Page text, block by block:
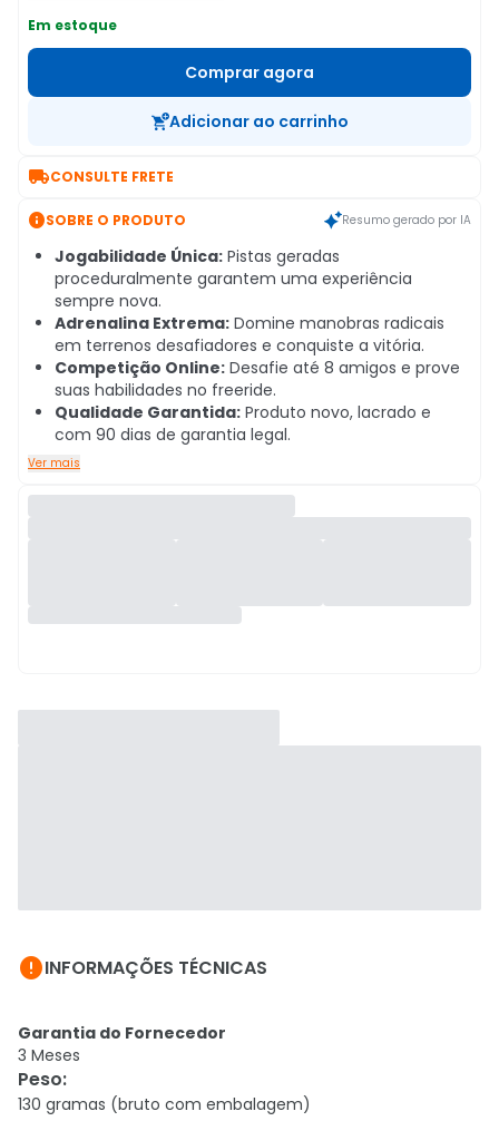
Em estoque
Comprar agora
Adicionar ao carrinho
CONSULTE FRETE
SOBRE O PRODUTO Resumo gerado por IA
Jogabilidade Única: Pistas geradas
proceduralmente garantem uma experiência
sempre nova.
Adrenalina Extrema: Domine manobras radicais
em terrenos desafiadores e conquiste a vitória.
Competição Online: Desafie até 8 amigos e prove
suas habilidades no freeride.
Qualidade Garantida: Produto novo, lacrado e
com 90 dias de garantia legal.
Ver mais
INFORMAÇÕES TÉCNICAS
Garantia do Fornecedor
3 Meses
Peso:
130 gramas (bruto com embalagem)